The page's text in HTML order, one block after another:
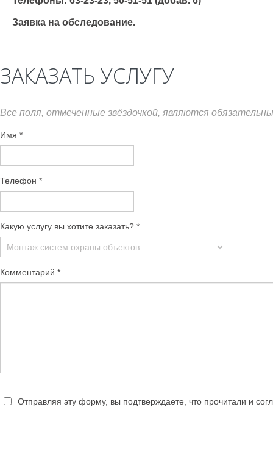
Заявка на обследование.
ЗАКАЗАТЬ УСЛУГУ
Все поля, отмеченные звёздочкой, являются
Имя *
Телефон *
Какую услугу вы хотите заказать? *
Комментарий *
Отправляя эту форму, вы подтверждаете, что прочитали и